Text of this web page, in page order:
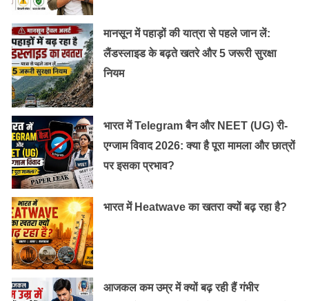
मानसून में पहाड़ों की यात्रा से पहले जान लें:
लैंडस्लाइड के बढ़ते खतरे और 5 जरूरी सुरक्षा
नियम
भारत में Telegram बैन और NEET (UG) री-
एग्जाम विवाद 2026: क्या है पूरा मामला और छात्रों
पर इसका प्रभाव?
भारत में Heatwave का खतरा क्यों बढ़ रहा है?
आजकल कम उम्र में क्यों बढ़ रही हैं गंभीर